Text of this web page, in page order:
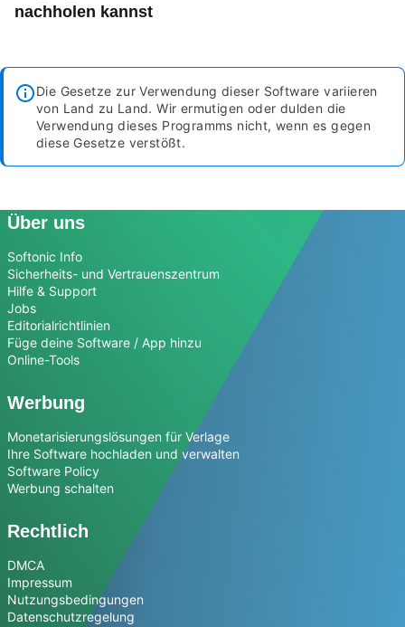
nachholen kannst
Die Gesetze zur Verwendung dieser Software variieren
von Land zu Land. Wir ermutigen oder dulden die
Verwendung dieses Programms nicht, wenn es gegen
diese Gesetze verstößt.
Über uns
Softonic Info
Sicherheits- und Vertrauenszentrum
Hilfe & Support
Jobs
Editorialrichtlinien
Füge deine Software / App hinzu
Online-Tools
Werbung
Monetarisierungslösungen für Verlage
Ihre Software hochladen und verwalten
Software Policy
Werbung schalten
Rechtlich
DMCA
Impressum
Nutzungsbedingungen
Datenschutzregelung